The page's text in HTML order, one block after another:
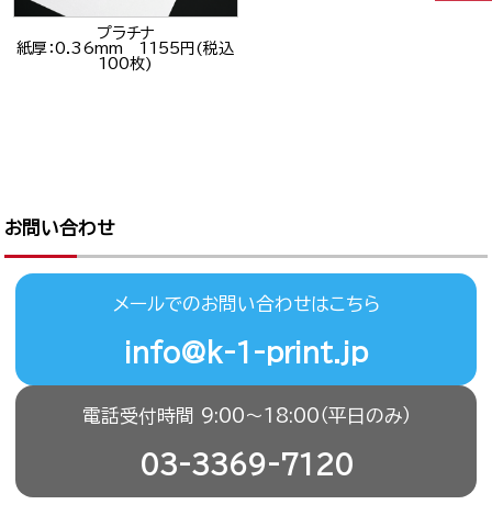
プラチナ
紙厚：0.36mm 1155円(税込
100枚)
お問い合わせ
メールでのお問い合わせはこちら
info@k-1-print.jp
電話受付時間 9:00〜18:00（平日のみ）
03-3369-7120